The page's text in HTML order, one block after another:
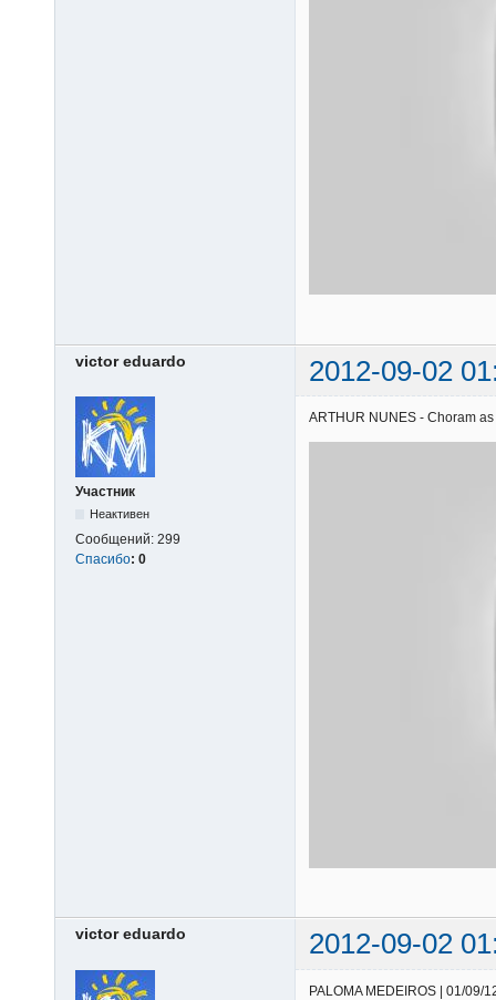
victor eduardo 2012-09-02
Участник
Неактивен
Сообщений: 299
Спасибо: 0
ARTHUR NUNES - Choram
victor eduardo 2012-09-02
PALOMA MEDEIROS | 01/09/